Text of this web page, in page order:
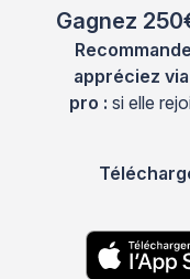
Gagnez
appréciez
pro : si elle